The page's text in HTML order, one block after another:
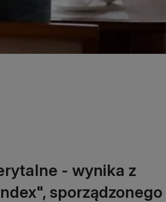
- wynika z
sporządzonego